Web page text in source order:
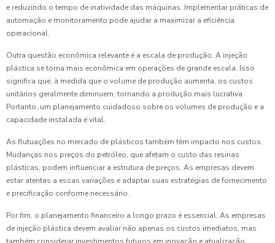
e reduzindo o tempo de inatividade das máquinas. Implementar práticas de
automação e monitoramento pode ajudar a maximizar a eficiência
operacional.
Outra questão econômica relevante é a escala de produção. A injeção
plástica se torna mais econômica em operações de grande escala. Isso
significa que, à medida que o volume de produção aumenta, os custos
unitários geralmente diminuem, tornando a produção mais lucrativa.
Portanto, um planejamento cuidadoso sobre os volumes de produção e a
capacidade instalada é vital.
As flutuações no mercado de plásticos também têm impacto nos custos.
Mudanças nos preços do petróleo, que afetam o custo das resinas
plásticas, podem influenciar a estrutura de preços. As empresas devem
estar atentas a essas variações e adaptar suas estratégias de fornecimento
e precificação conforme necessário.
Por fim, o planejamento financeiro a longo prazo é essencial. As empresas
de injeção plástica devem avaliar não apenas os custos imediatos, mas